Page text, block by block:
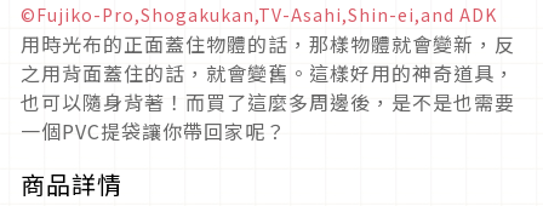
©Fujiko-Pro,Shogakukan,TV-Asahi,Shin-ei,and ADK
用時光布的正面蓋住物體的話，那樣物體就會變新，反
之用背面蓋住的話，就會變舊。這樣好用的神奇道具，
也可以隨身背著！而買了這麼多周邊後，是不是也需要
一個PVC提袋讓你帶回家呢？
商品詳情